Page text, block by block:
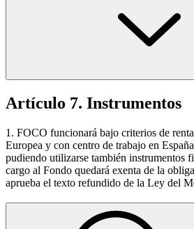
Artículo 7. Instrumentos
1. FOCO funcionará bajo criterios de
Europea y con centro de trabajo en
pudiendo utilizarse también instrumentos
cargo al Fondo quedará exenta de la
aprueba el texto refundido de la Ley del